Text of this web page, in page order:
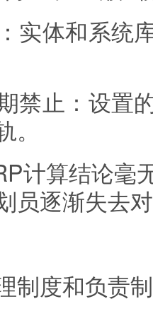
实体和系统
禁止：设置
计算结论毫
员逐渐失去
制度和负责